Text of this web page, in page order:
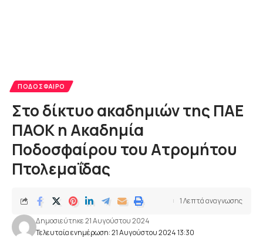
ΠΟΔΌΣΦΑΙΡΟ
Στο δίκτυο ακαδημιών της ΠΑΕ
ΠΑΟΚ η Ακαδημία
Ποδοσφαίρου του Ατρομήτου
Πτολεμαΐδας
Τελευταία ενημέρωση: 21 Αυγούστου 2024 13:30
Δημοσιεύτηκε 21 Αυγούστου 2024
1 Λεπτά αναγνωσης